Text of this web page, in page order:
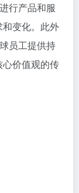
行产品和服
变化。此外
员工提供持
价值观的传